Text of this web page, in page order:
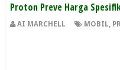
Proton Preve Harga
AI MARCHELL MOBIL